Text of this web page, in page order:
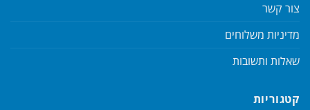
צור קשר
מדיניות משלוחים
שאלות ותשובות
קטגוריות